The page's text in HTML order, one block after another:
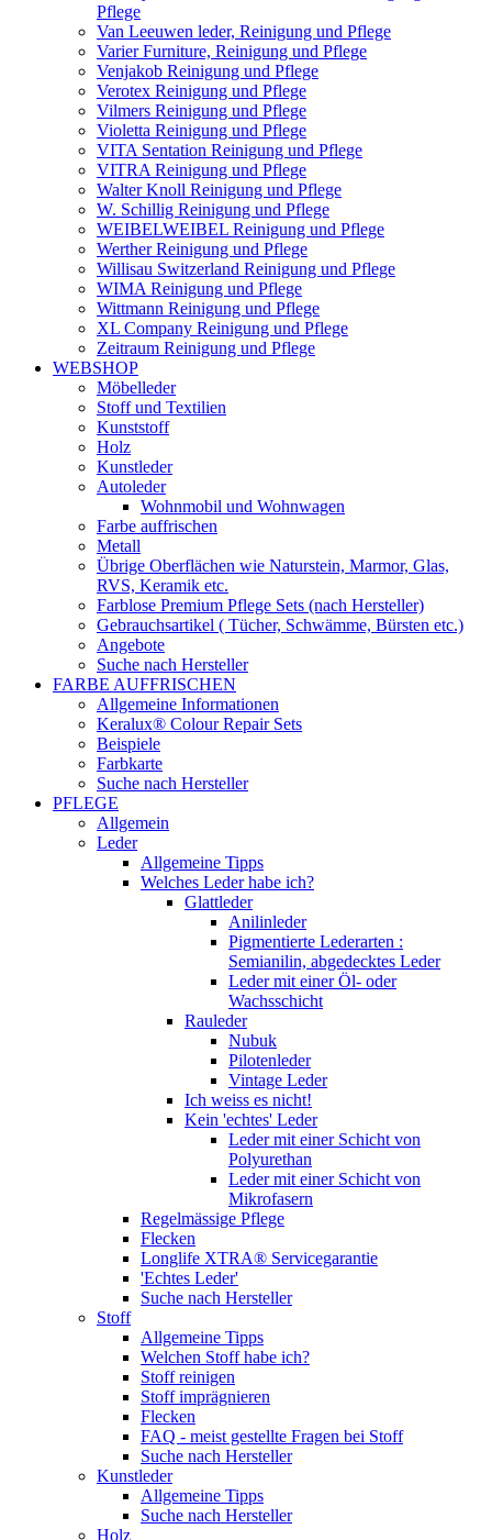
Pflege
Van Leeuwen leder, Reinigung und Pflege
Varier Furniture, Reinigung und Pflege
Venjakob Reinigung und Pflege
Verotex Reinigung und Pflege
Vilmers Reinigung und Pflege
Violetta Reinigung und Pflege
VITA Sentation Reinigung und Pflege
VITRA Reinigung und Pflege
Walter Knoll Reinigung und Pflege
W. Schillig Reinigung und Pflege
WEIBELWEIBEL Reinigung und Pflege
Werther Reinigung und Pflege
Willisau Switzerland Reinigung und Pflege
WIMA Reinigung und Pflege
Wittmann Reinigung und Pflege
XL Company Reinigung und Pflege
Zeitraum Reinigung und Pflege
WEBSHOP
Möbelleder
Stoff und Textilien
Kunststoff
Holz
Kunstleder
Autoleder
Wohnmobil und Wohnwagen
Farbe auffrischen
Metall
Übrige Oberflächen wie Naturstein, Marmor, Glas,
RVS, Keramik etc.
Farblose Premium Pflege Sets (nach Hersteller)
Gebrauchsartikel ( Tücher, Schwämme, Bürsten etc.)
Angebote
Suche nach Hersteller
FARBE AUFFRISCHEN
Allgemeine Informationen
Keralux® Colour Repair Sets
Beispiele
Farbkarte
Suche nach Hersteller
PFLEGE
Allgemein
Leder
Allgemeine Tipps
Welches Leder habe ich?
Glattleder
Anilinleder
Pigmentierte Lederarten :
Semianilin, abgedecktes Leder
Leder mit einer Öl- oder
Wachsschicht
Rauleder
Nubuk
Pilotenleder
Vintage Leder
Ich weiss es nicht!
Kein 'echtes' Leder
Leder mit einer Schicht von
Polyurethan
Leder mit einer Schicht von
Mikrofasern
Regelmässige Pflege
Flecken
Longlife XTRA® Servicegarantie
'Echtes Leder'
Suche nach Hersteller
Stoff
Allgemeine Tipps
Welchen Stoff habe ich?
Stoff reinigen
Stoff imprägnieren
Flecken
FAQ - meist gestellte Fragen bei Stoff
Suche nach Hersteller
Kunstleder
Allgemeine Tipps
Suche nach Hersteller
Holz